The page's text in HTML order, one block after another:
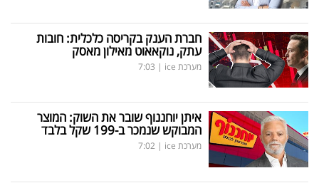
חברת הענק בקריסה כלכלית: חובות
עתק, נוקאאוט מאילון מאסק
מערכת ice |
7:03
איתן יוחננוף שובר את השוק: המוצר
המבוקש שנמכר ב-199 שקל בלבד
מערכת ice |
7:02